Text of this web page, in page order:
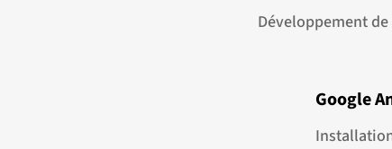
Développement
Google